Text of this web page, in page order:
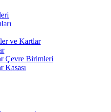
ve Kartlar
Çevre Birimleri
Kasası